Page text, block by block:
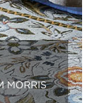
MORRIS